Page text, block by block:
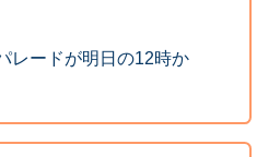
レードが明日の12時か